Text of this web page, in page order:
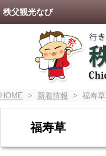
HOME > 新着情報 > 福寿草
福寿草
秩父観光なび